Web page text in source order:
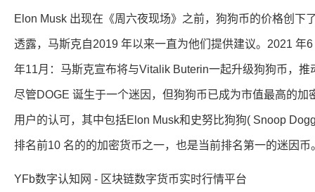
Elon Musk 出现在《周六夜现场》之前，狗狗币的价格创下
透露，马斯克自2019 年以来一直为他们提供建议。2021
年11月：马斯克宣布将与Vitalik Buterin一起升级狗狗币，
尽管DOGE 诞生于一个迷因，但狗狗币已成为市值最高的
用户的认可，其中包括Elon Musk和史努比狗狗( Snoop
排名前10 名的的加密货币之一，也是当前排名第一的迷因
YFb数字认知网 - 区块链数字货币实时行情平台